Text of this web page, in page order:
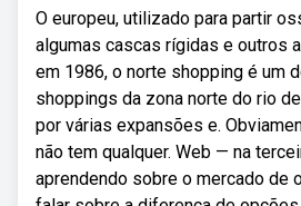
O europeu, utilizado para partir
algumas cascas rígidas e outros
em 1986, o norte shopping é um
shoppings da zona norte do rio
por várias expansões e.
não tem qualquer. Web — na
aprendendo sobre o mercado de